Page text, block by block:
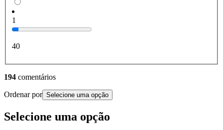
1
40
194 comentários
Ordenar por Selecione uma opção
Selecione uma opção